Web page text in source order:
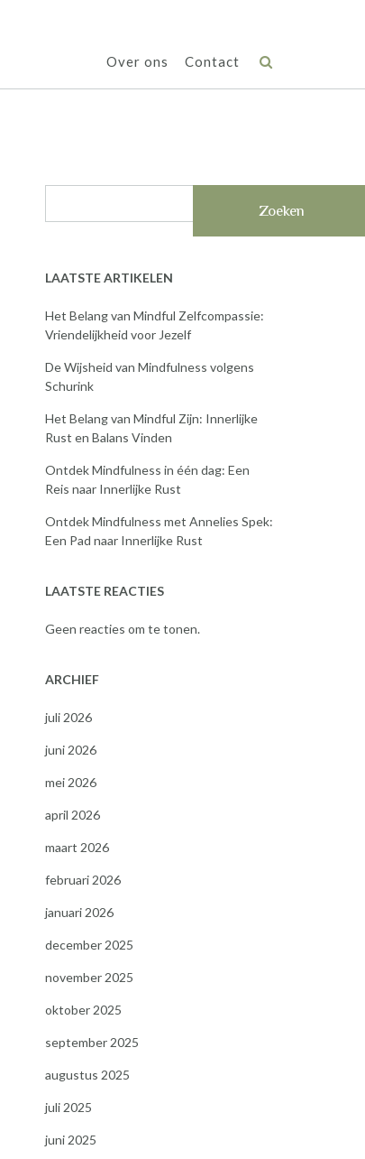
Over ons Contact
Zoeken
LAATSTE ARTIKELEN
Het Belang van Mindful Zelfcompassie:
Vriendelijkheid voor Jezelf
De Wijsheid van Mindfulness volgens
Schurink
Het Belang van Mindful Zijn: Innerlijke
Rust en Balans Vinden
Ontdek Mindfulness in één dag: Een
Reis naar Innerlijke Rust
Ontdek Mindfulness met Annelies Spek:
Een Pad naar Innerlijke Rust
LAATSTE REACTIES
Geen reacties om te tonen.
ARCHIEF
juli 2026
juni 2026
mei 2026
april 2026
maart 2026
februari 2026
januari 2026
december 2025
november 2025
oktober 2025
september 2025
augustus 2025
juli 2025
juni 2025